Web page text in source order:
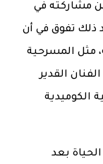
مشاركته في
ذلك تفوق في أن
مثل المسرحية
القدير
الكوميدية
بعد